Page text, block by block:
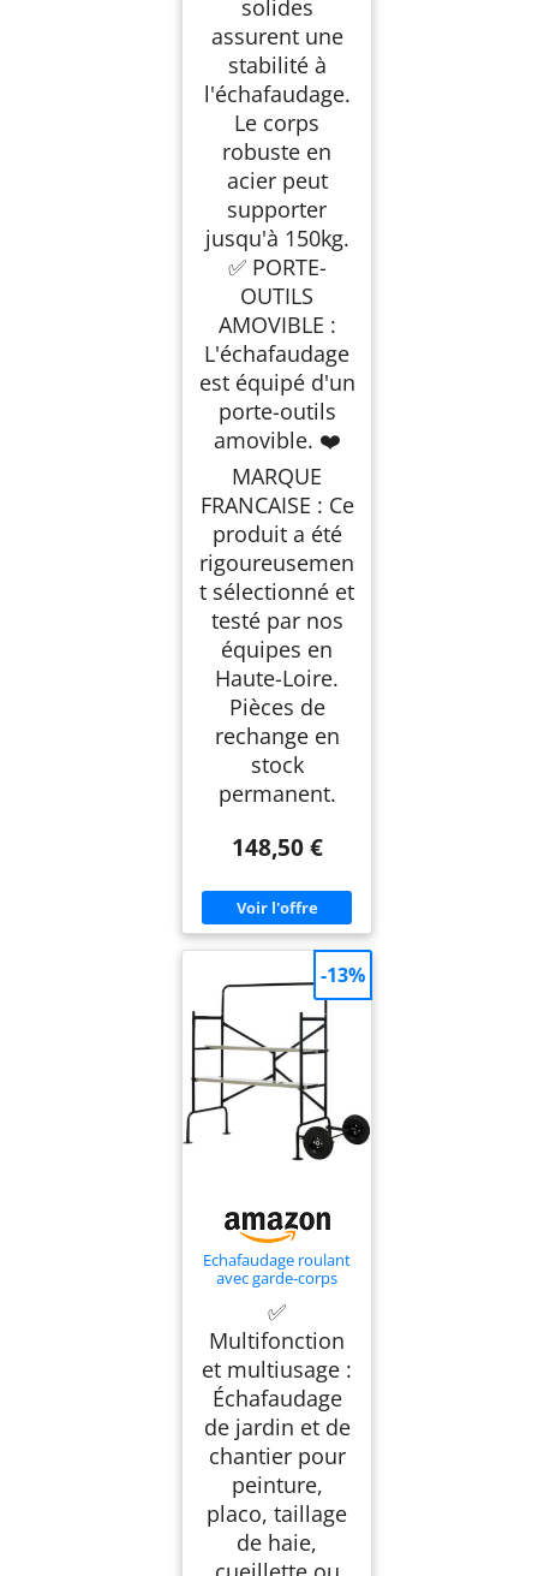
solides
assurent une
stabilité à
l'échafaudage.
Le corps
robuste en
acier peut
supporter
jusqu'à 150kg.
✅ PORTE-
OUTILS
AMOVIBLE :
L'échafaudage
est équipé d'un
porte-outils
amovible. ❤️
MARQUE
FRANCAISE : Ce
produit a été
rigoureusemen
t sélectionné et
testé par nos
équipes en
Haute-Loire.
Pièces de
rechange en
stock
permanent.
148,50 €
Echafaudage roulant
avec garde-corps
EasyWork
✅
Multifonction
et multiusage :
Échafaudage
de jardin et de
chantier pour
peinture,
placo, taillage
de haie,
-13%